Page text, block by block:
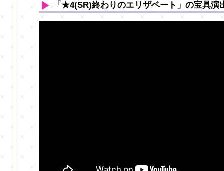
「★4(SR)終わりのエリザベート」の宝具演